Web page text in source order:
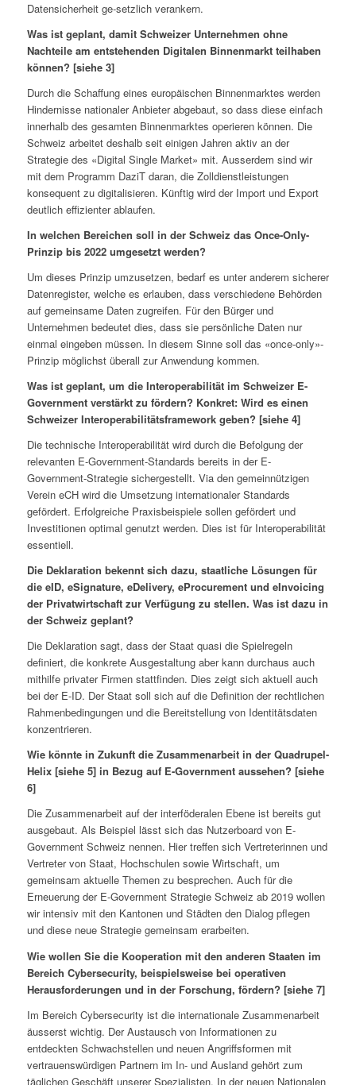
Datensicherheit ge-setzlich verankern.
Was ist geplant, damit Schweizer Unternehmen ohne
Nachteile am entstehenden Digitalen Binnenmarkt teilhaben
können? [siehe 3]
Durch die Schaffung eines europäischen Binnenmarktes werden
Hindernisse nationaler Anbieter abgebaut, so dass diese einfach
innerhalb des gesamten Binnenmarktes operieren können. Die
Schweiz arbeitet deshalb seit einigen Jahren aktiv an der
Strategie des «Digital Single Market» mit. Ausserdem sind wir
mit dem Programm DaziT daran, die Zolldienstleistungen
konsequent zu digitalisieren. Künftig wird der Import und Export
deutlich effizienter ablaufen.
In welchen Bereichen soll in der Schweiz das Once-Only-
Prinzip bis 2022 umgesetzt werden?
Um dieses Prinzip umzusetzen, bedarf es unter anderem sicherer
Datenregister, welche es erlauben, dass verschiedene Behörden
auf gemeinsame Daten zugreifen. Für den Bürger und
Unternehmen bedeutet dies, dass sie persönliche Daten nur
einmal eingeben müssen. In diesem Sinne soll das «once-only»-
Prinzip möglichst überall zur Anwendung kommen.
Was ist geplant, um die Interoperabilität im Schweizer E-
Government verstärkt zu fördern? Konkret: Wird es einen
Schweizer Interoperabilitätsframework geben? [siehe 4]
Die technische Interoperabilität wird durch die Befolgung der
relevanten E-Government-Standards bereits in der E-
Government-Strategie sichergestellt. Via den gemeinnützigen
Verein eCH wird die Umsetzung internationaler Standards
gefördert. Erfolgreiche Praxisbeispiele sollen gefördert und
Investitionen optimal genutzt werden. Dies ist für Interoperabilität
essentiell.
Die Deklaration bekennt sich dazu, staatliche Lösungen für
die eID, eSignature, eDelivery, eProcurement und eInvoicing
der Privatwirtschaft zur Verfügung zu stellen. Was ist dazu in
der Schweiz geplant?
Die Deklaration sagt, dass der Staat quasi die Spielregeln
definiert, die konkrete Ausgestaltung aber kann durchaus auch
mithilfe privater Firmen stattfinden. Dies zeigt sich aktuell auch
bei der E-ID. Der Staat soll sich auf die Definition der rechtlichen
Rahmenbedingungen und die Bereitstellung von Identitätsdaten
konzentrieren.
Wie könnte in Zukunft die Zusammenarbeit in der Quadrupel-
Helix [siehe 5] in Bezug auf E-Government aussehen? [siehe
6]
Die Zusammenarbeit auf der interföderalen Ebene ist bereits gut
ausgebaut. Als Beispiel lässt sich das Nutzerboard von E-
Government Schweiz nennen. Hier treffen sich Vertreterinnen und
Vertreter von Staat, Hochschulen sowie Wirtschaft, um
gemeinsam aktuelle Themen zu besprechen. Auch für die
Erneuerung der E-Government Strategie Schweiz ab 2019 wollen
wir intensiv mit den Kantonen und Städten den Dialog pflegen
und diese neue Strategie gemeinsam erarbeiten.
Wie wollen Sie die Kooperation mit den anderen Staaten im
Bereich Cybersecurity, beispielsweise bei operativen
Herausforderungen und in der Forschung, fördern? [siehe 7]
Im Bereich Cybersecurity ist die internationale Zusammenarbeit
äusserst wichtig. Der Austausch von Informationen zu
entdeckten Schwachstellen und neuen Angriffsformen mit
vertrauenswürdigen Partnern im In- und Ausland gehört zum
täglichen Geschäft unserer Spezialisten. In der neuen Nationalen